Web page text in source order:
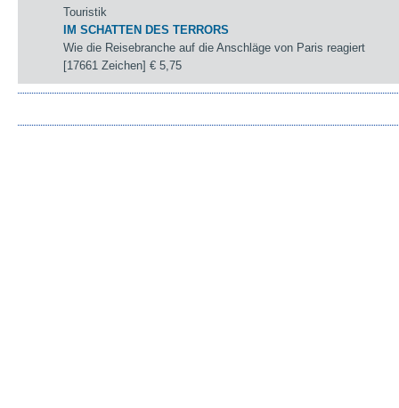
Touristik
IM SCHATTEN DES TERRORS
Wie die Reisebranche auf die Anschläge von Paris reagiert
[17661 Zeichen]€ 5,75